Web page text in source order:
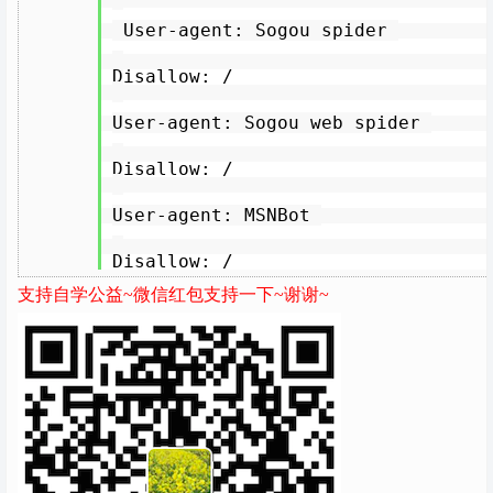
User-agent: Sogou spider
Disallow: /
User-agent: Sogou web spider
Disallow: /
User-agent: MSNBot
Disallow: /
支持自学公益~微信红包支持一下~谢谢~